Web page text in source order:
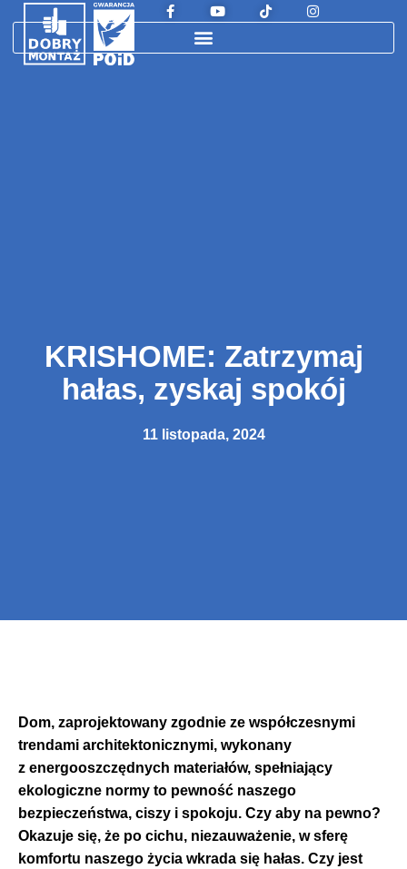
KRISHOME: Zatrzymaj
hałas, zyskaj spokój
11 listopada, 2024
Dom, zaprojektowany zgodnie ze współczesnymi
trendami architektonicznymi, wykonany
z energooszczędnych materiałów, spełniający
ekologiczne normy to pewność naszego
bezpieczeństwa, ciszy i spokoju. Czy aby na pewno?
Okazuje się, że po cichu, niezauważenie, w sferę
komfortu naszego życia wkrada się hałas. Czy jest